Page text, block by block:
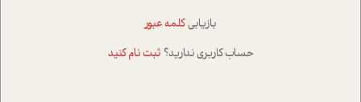
بازیابی کلمه عبور
حساب کاربری ندارید؟ ثبت نام کنید